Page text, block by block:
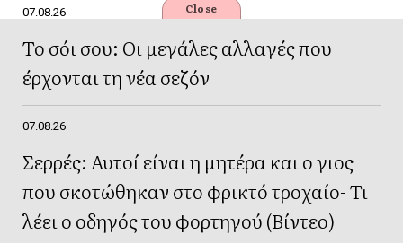
07.08.26
Το σόι σου: Οι μεγάλες αλλαγές που
έρχονται τη νέα σεζόν
07.08.26
Σερρές: Αυτοί είναι η μητέρα και ο γιος
που σκοτώθηκαν στο φρικτό τροχαίο- Τι
λέει ο οδηγός του φορτηγού (Βίντεο)
Close